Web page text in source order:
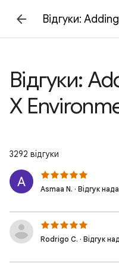
Відгуки:
Відгуки:
X
3292 відгуки
Asmaa N. · Відгук
Rodrigo C. · Відгук